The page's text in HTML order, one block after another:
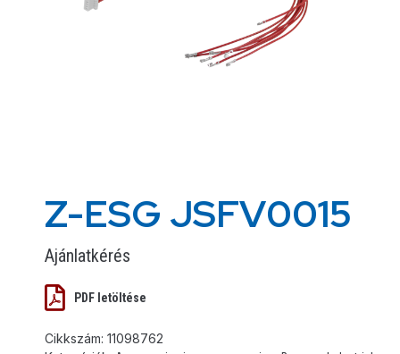
Z-ESG JSFV0015
Ajánlatkérés
PDF letöltése
Cikkszám: 11098762